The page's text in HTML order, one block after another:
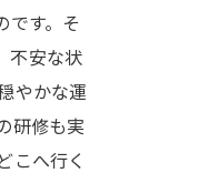
です。そ
不安な状
やかな運
研修も実
こへ行く